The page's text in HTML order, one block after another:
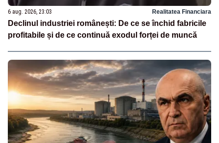
6 aug. 2026, 23:03 Realitatea Financiara
Declinul industriei românești: De ce se închid fabricile
profitabile și de ce continuă exodul forței de muncă